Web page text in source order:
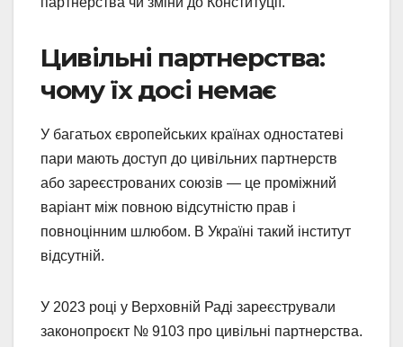
Цивільні партнерства:
чому їх досі немає
У багатьох європейських країнах одностатеві
пари мають доступ до цивільних партнерств
або зареєстрованих союзів — це проміжний
варіант між повною відсутністю прав і
повноцінним шлюбом. В Україні такий інститут
відсутній.
У 2023 році у Верховній Раді зареєстрували
законопроєкт № 9103 про цивільні партнерства.